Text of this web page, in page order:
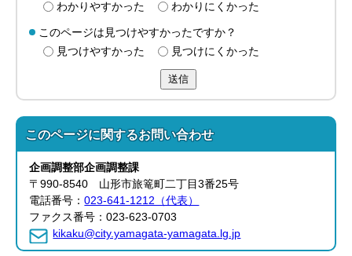
わかりやすかった
わかりにくかった
このページは見つけやすかったですか？
見つけやすかった
見つけにくかった
送信
このページに関するお問い合わせ
企画調整部企画調整課
〒990-8540 山形市旅篭町二丁目3番25号
電話番号：023-641-1212（代表）
ファクス番号：023-623-0703
kikaku@city.yamagata-yamagata.lg.jp